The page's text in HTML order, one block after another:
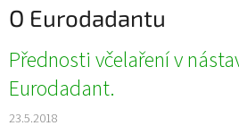
O Eurodadantu
V
p
i
Přednosti včelaření v
Eurodadant.
23.5.2018